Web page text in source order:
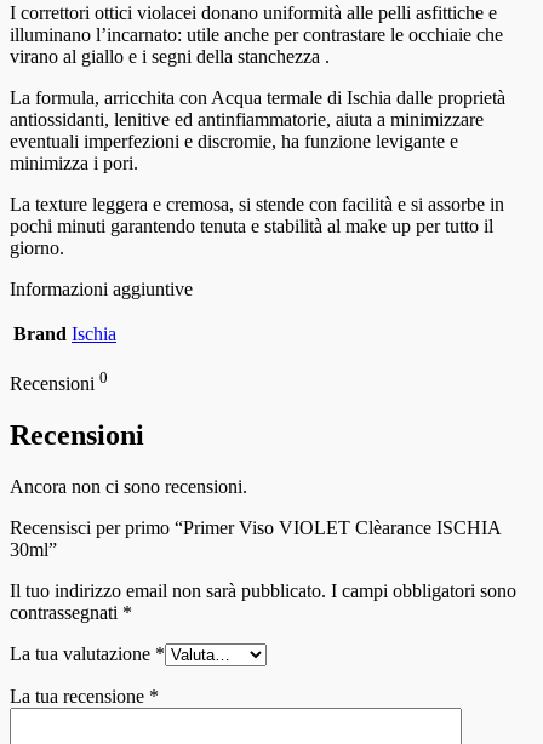
I correttori ottici violacei donano uniformità alle pelli asfittiche e
illuminano l’incarnato: utile anche per contrastare le occhiaie che
virano al giallo e i segni della stanchezza .
La formula, arricchita con Acqua termale di Ischia dalle proprietà
antiossidanti, lenitive ed antinfiammatorie, aiuta a minimizzare
eventuali imperfezioni e discromie, ha funzione levigante e
minimizza i pori.
La texture leggera e cremosa, si stende con facilità e si assorbe in
pochi minuti garantendo tenuta e stabilità al make up per tutto il
giorno.
Informazioni aggiuntive
Brand Ischia
Recensioni 0
Recensioni
Ancora non ci sono recensioni.
Recensisci per primo “Primer Viso VIOLET Clèarance ISCHIA
30ml”
Il tuo indirizzo email non sarà pubblicato. I campi obbligatori sono
contrassegnati *
La tua valutazione *
La tua recensione *